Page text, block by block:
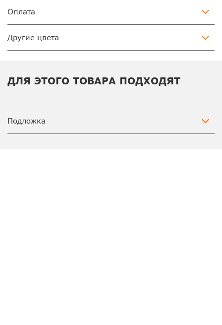
Оплата
Другие цвета
ДЛЯ ЭТОГО ТОВАРА ПОДХОДЯТ
Подложка